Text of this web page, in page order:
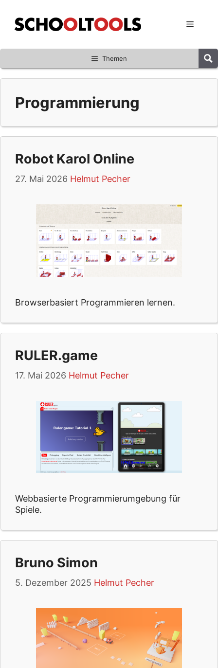
Inhalt
springen
Menü
Themen
Programmierung
Robot Karol Online
27. Mai 2026 Helmut Pecher
Browserbasiert Programmieren lernen.
RULER.game
17. Mai 2026 Helmut Pecher
Webbasierte Programmierumgebung für
Spiele.
Bruno Simon
5. Dezember 2025 Helmut Pecher